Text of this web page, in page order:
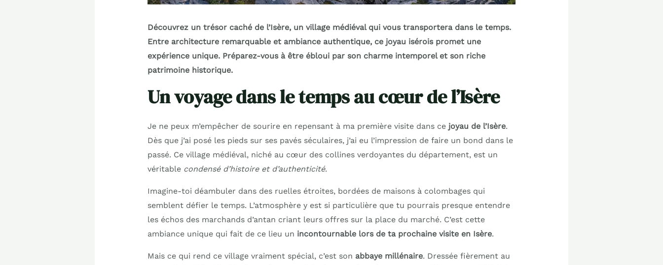
Découvrez un trésor caché de l’Isère, un village médiéval qui vous transportera dans le temps.
Entre architecture remarquable et ambiance authentique, ce joyau isérois promet une
expérience unique. Préparez-vous à être ébloui par son charme intemporel et son riche
patrimoine historique.
Un voyage dans le temps au cœur de l’Isère
Je ne peux m’empêcher de sourire en repensant à ma première visite dans ce joyau de l’Isère.
Dès que j’ai posé les pieds sur ses pavés séculaires, j’ai eu l’impression de faire un bond dans le
passé. Ce village médiéval, niché au cœur des collines verdoyantes du département, est un
véritable condensé d’histoire et d’authenticité.
Imagine-toi déambuler dans des ruelles étroites, bordées de maisons à colombages qui
semblent défier le temps. L’atmosphère y est si particulière que tu pourrais presque entendre
les échos des marchands d’antan criant leurs offres sur la place du marché. C’est cette
ambiance unique qui fait de ce lieu un incontournable lors de ta prochaine visite en Isère.
Mais ce qui rend ce village vraiment spécial, c’est son abbaye millénaire. Dressée fièrement au